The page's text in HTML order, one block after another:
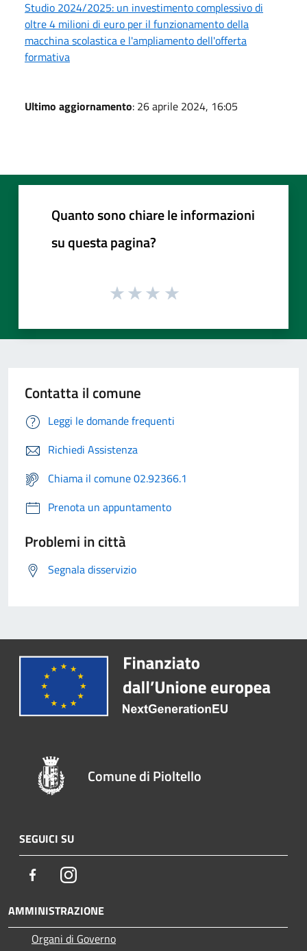
Studio 2024/2025: un investimento complessivo di
oltre 4 milioni di euro per il funzionamento della
macchina scolastica e l'ampliamento dell'offerta
formativa
Ultimo aggiornamento: 26 aprile 2024, 16:05
Quanto sono chiare le informazioni
su questa pagina?
Contatta il comune
Leggi le domande frequenti
Richiedi Assistenza
Chiama il comune 02.92366.1
Prenota un appuntamento
Problemi in città
Segnala disservizio
Comune di Pioltello
SEGUICI SU
FacebookInstagram
AMMINISTRAZIONE
Organi di Governo